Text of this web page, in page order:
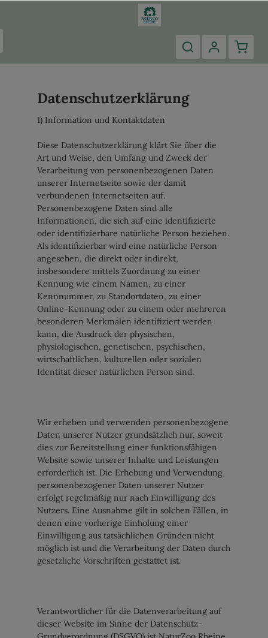
Datenschutzerklärung
1) Information und Kontaktdaten
Diese Datenschutzerklärung klärt Sie über die
Art und Weise, den Umfang und Zweck der
Verarbeitung von personenbezogenen Daten
unserer Internetseite sowie der damit
verbundenen Internetseiten auf.
Personenbezogene Daten sind alle
Informationen, die sich auf eine identifizierte
oder identifizierbare natürliche Person beziehen.
Als identifizierbar wird eine natürliche Person
angesehen, die direkt oder indirekt,
insbesondere mittels Zuordnung zu einer
Kennung wie einem Namen, zu einer
Kennnummer, zu Standortdaten, zu einer
Online-Kennung oder zu einem oder mehreren
besonderen Merkmalen identifiziert werden
kann, die Ausdruck der physischen,
physiologischen, genetischen, psychischen,
wirtschaftlichen, kulturellen oder sozialen
Identität dieser natürlichen Person sind.
Wir erheben und verwenden personenbezogene
Daten unserer Nutzer grundsätzlich nur, soweit
dies zur Bereitstellung einer funktionsfähigen
Website sowie unserer Inhalte und Leistungen
erforderlich ist. Die Erhebung und Verwendung
personenbezogener Daten unserer Nutzer
erfolgt regelmäßig nur nach Einwilligung des
Nutzers. Eine Ausnahme gilt in solchen Fällen, in
denen eine vorherige Einholung einer
Einwilligung aus tatsächlichen Gründen nicht
möglich ist und die Verarbeitung der Daten durch
gesetzliche Vorschriften gestattet ist.
Verantwortlicher für die Datenverarbeitung auf
dieser Website im Sinne der Datenschutz-